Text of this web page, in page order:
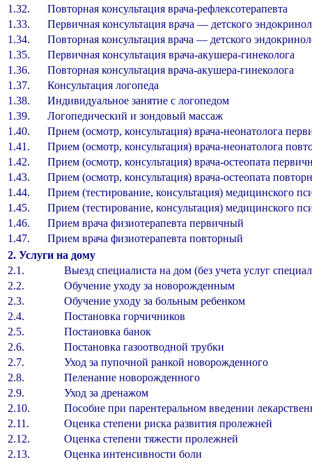
1.32.
Повторная консультация врача-рефлексотерапевта
1.33.
Первичная консультация врача — детского
1.34.
Повторная консультация врача — детского
1.35.
Первичная консультация врача-акушера-гинеколога
1.36.
Повторная консультация врача-акушера-гинеколога
1.37.
Консультация логопеда
1.38.
Индивидуальное занятие с логопедом
1.39.
Логопедический и зондовый массаж
1.40.
Прием (осмотр, консультация) врача-неонатолога
1.41.
Прием (осмотр, консультация) врача-неонатолога
1.42.
Прием (осмотр, консультация) врача-остеопата
1.43.
Прием (осмотр, консультация) врача-остеопата
1.44.
Прием (тестирование, консультация) медицинского
1.45.
Прием (тестирование, консультация) медицинского
1.46.
Прием врача физиотерапевта первичный
1.47.
Прием врача физиотерапевта повторный
2. Услуги на дому
2.1.
Выезд специалиста на дом (без учета услуг
2.2.
Обучение уходу за новорожденным
2.3.
Обучение уходу за больным ребенком
2.4.
Постановка горчичников
2.5.
Постановка банок
2.6.
Постановка газоотводной трубки
2.7.
Уход за пупочной ранкой новорожденного
2.8.
Пеленание новорожденного
2.9.
Уход за дренажом
2.10.
Пособие при парентеральном введении
2.11.
Оценка степени риска развития пролежней
2.12.
Оценка степени тяжести пролежней
2.13.
Оценка интенсивности боли